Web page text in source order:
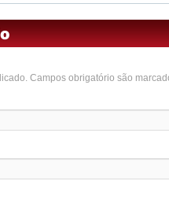
Campos obrigatório são